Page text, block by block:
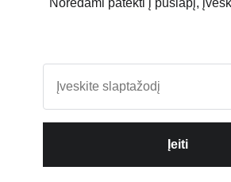
Norėdami patekti į puslapį,
Įeiti